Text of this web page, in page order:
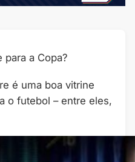
a Copa?
é uma boa vitrine
o futebol – entre eles,